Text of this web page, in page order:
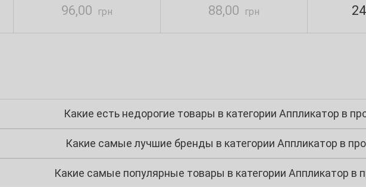
96,00 грн 88,00 грн
Какие есть недорогие товары в категории Аппликатор в
Какие самые лучшие бренды в категории Аппликатор в
Какие самые популярные товары в категории Аппликатор в